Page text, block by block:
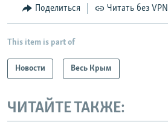
Поделиться Читать без VPN
This item is part of
Новости Весь Крым
ЧИТАЙТЕ ТАКЖЕ: